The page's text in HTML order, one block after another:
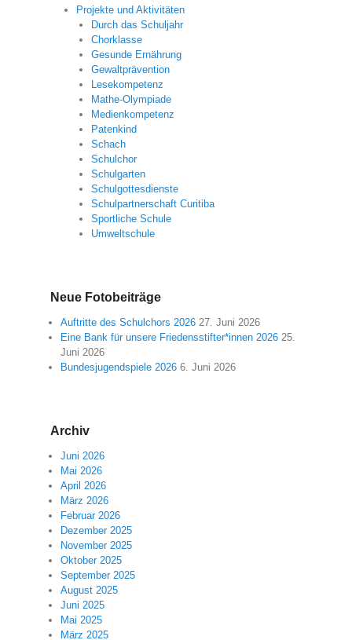
Projekte und Aktivitäten
Durch das Schuljahr
Chorklasse
Gesunde Ernährung
Gewaltprävention
Lesekompetenz
Mathe-Olympiade
Medienkompetenz
Patenkind
Schach
Schulchor
Schulgarten
Schulgottesdienste
Schulpartnerschaft Curitiba
Sportliche Schule
Umweltschule
Neue Fotobeiträge
Auftritte des Schulchors 2026 27. Juni 2026
Eine Bank für unsere Friedensstifter*innen 2026 25.
Juni 2026
Bundesjugendspiele 2026 6. Juni 2026
Archiv
Juni 2026
Mai 2026
April 2026
März 2026
Februar 2026
Dezember 2025
November 2025
Oktober 2025
September 2025
August 2025
Juni 2025
Mai 2025
März 2025